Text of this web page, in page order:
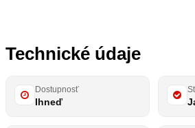
Technické údaje
Dostupnosť
Ihneď